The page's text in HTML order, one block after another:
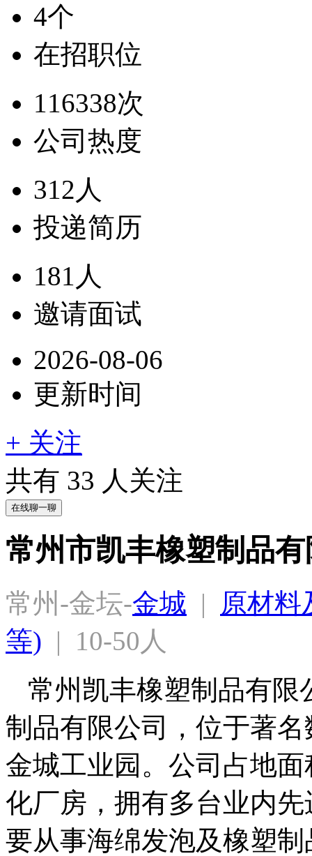
4个
在招职位
116338次
公司热度
312人
投递简历
181人
邀请面试
2026-08-06
更新时间
+ 关注
共有 33 人关注
在线聊一聊
常州市凯丰橡塑制品
常州-金坛-金城 | 原材料
等) |  10-50人
常州凯丰橡塑制品有限
制品有限公司，位于著
金城工业园。公司占地
化厂房，拥有多台业内
要从事海绵发泡及橡塑